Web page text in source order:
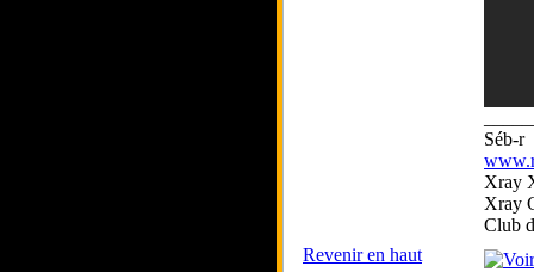
Séb-r
Xray
Xray
Club
Revenir en haut